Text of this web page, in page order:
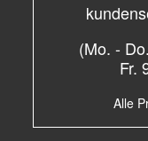
(Mo. -
Fr.
Alle